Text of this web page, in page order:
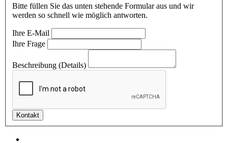
Bitte füllen Sie das unten stehende Formular aus und wir
werden so schnell wie möglich antworten.
Ihre E-Mail
Ihre Frage
Beschreibung (Details)